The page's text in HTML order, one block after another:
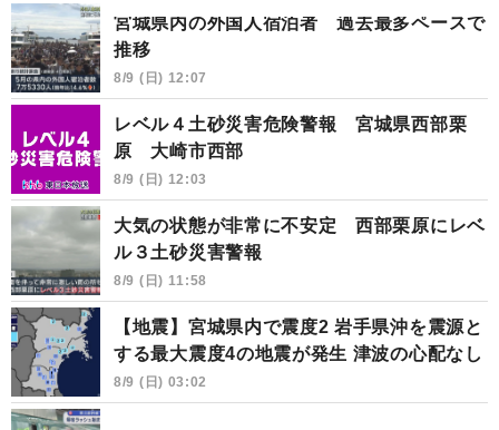
宮城県内の外国人宿泊者 過去最多ペースで
推移
8/9 (日) 12:07
レベル４土砂災害危険警報 宮城県西部栗
原 大崎市西部
8/9 (日) 12:03
大気の状態が非常に不安定 西部栗原にレベ
ル３土砂災害警報
8/9 (日) 11:58
【地震】宮城県内で震度2 岩手県沖を震源と
する最大震度4の地震が発生 津波の心配なし
8/9 (日) 03:02